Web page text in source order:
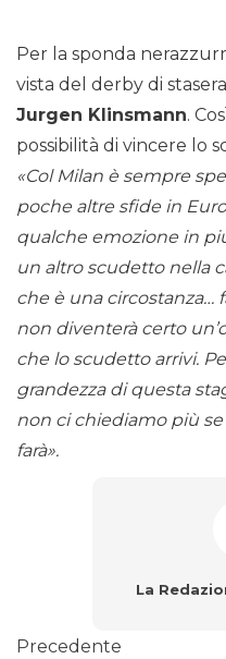
Per la sponda
vista del derby di
Jurgen Klinsmann.
possibilità di vincere lo
«Col Milan è sempre
poche altre sfide in
qualche emozione in
un altro scudetto nella
che è una circostanza…
non diventerà certo
che lo scudetto arrivi.
grandezza di questa
non ci chiediamo più se
farà».
La
Precedente